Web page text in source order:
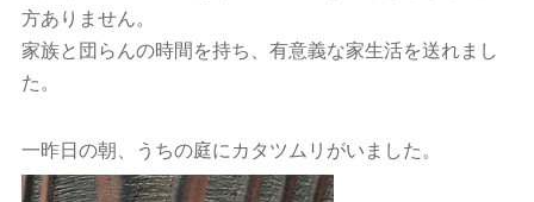
方ありません。
家族と団らんの時間を持ち、有意義な家生活を送れまし
た。
一昨日の朝、うちの庭にカタツムリがいました。